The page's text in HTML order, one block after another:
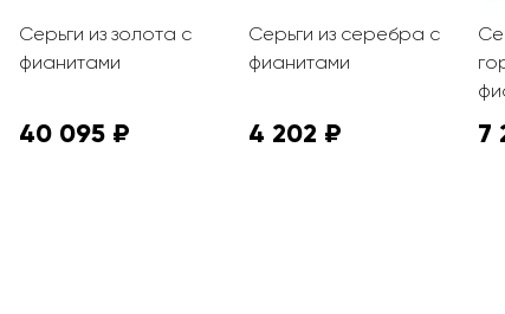
Серьги из золота с
фианитами
40 095 ₽
Серьги из серебра с
фианитами
4 202 ₽ 7